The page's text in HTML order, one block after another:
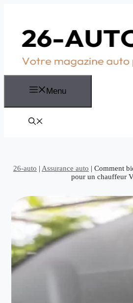
Menu
26-auto | Assurance auto | Comment
pour un chauffeur